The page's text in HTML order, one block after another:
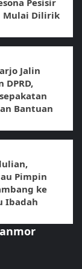
Mulai Dilirik
Jalin
Bantuan
Pimpin
ke
Ibadah